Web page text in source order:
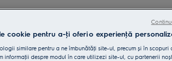
Clean & Care 3 în 1 asigură o
Îndepărtează calcarul și grăsimea cu
cookie pentru a-ţi oferi o experienţă
similare pentru a ne îmbunătăţi site-ul, precum și în scopuri
informaţii despre modul în care utilizezi site-ul, cu partenerii